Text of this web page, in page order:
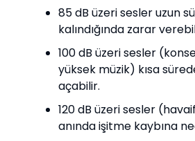
85 dB üzeri sesler uzun
kalındığında zarar
100 dB üzeri sesler
yüksek müzik) kısa
açabilir.
120 dB üzeri sesler
anında işitme kaybına